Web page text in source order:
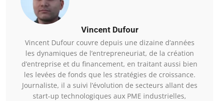
Vincent Dufour
Vincent Dufour couvre depuis une dizaine d’années
les dynamiques de l’entrepreneuriat, de la création
d’entreprise et du financement, en traitant aussi bien
les levées de fonds que les stratégies de croissance.
Journaliste, il a suivi l’évolution de secteurs allant des
start-up technologiques aux PME industrielles,